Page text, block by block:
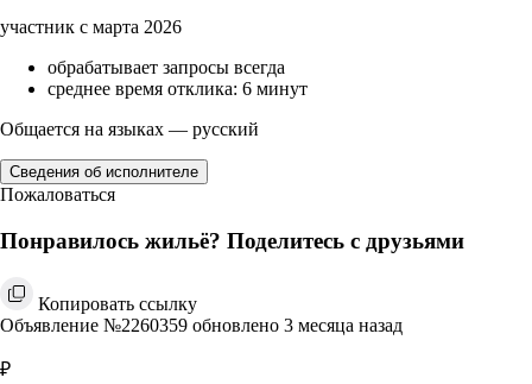
участник с марта 2026
обрабатывает запросы всегда
среднее время отклика: 6 минут
Общается на языках — русский
Сведения об исполнителе
Пожаловаться
Понравилось жильё? Поделитесь с друзьями
Копировать ссылку
Объявление №2260359 обновлено 3 месяца назад
₽